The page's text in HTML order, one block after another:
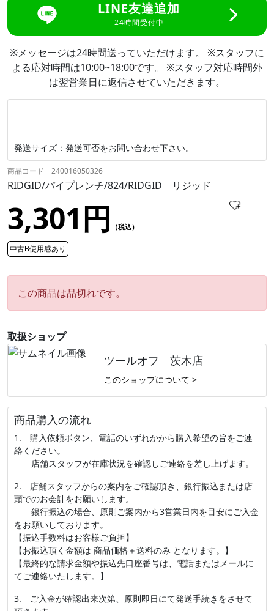
LINE友達追加
24時間受付中
※メッセージは24時間送っていただけます。 ※スタッフに
よる応対時間は10:00~18:00です。 ※スタッフ対応時間外
は翌営業日に返信させていただきます。
発送サイズ：発送可否をお問い合わせ下さい。
商品コード 240016050326
RIDGID/パイプレンチ/824/RIDGID リジッド
3,301円 （税込）
中古B使用感あり
この商品は品切れです。
取扱ショップ
ツールオフ 茨木店
このショップについて >
商品購入の流れ
1. 購入依頼ボタン、電話のいずれかから購入希望の旨をご連
絡ください。
店舗スタッフが在庫状況を確認しご連絡を差し上げます。
2. 店舗スタッフからの案内をご確認頂き、銀行振込または店
頭でのお会計をお願いします。
銀行振込の場合、原則ご案内から3営業日内を目安にご入金
をお願いしております。
【振込手数料はお客様ご負担】
【お振込頂く金額は 商品価格＋送料のみ となります。】
【最終的な請求金額や振込先口座番号は、電話またはメールに
てご連絡いたします。】
3. ご入金が確認出来次第、原則即日にて発送手続きをさせて